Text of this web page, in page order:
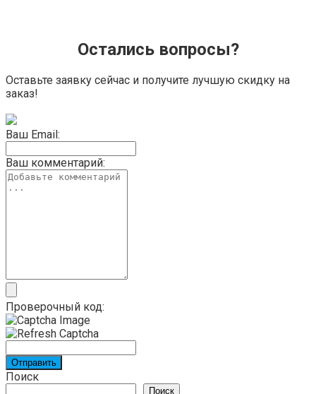
Остались вопросы?
Оставьте заявку сейчас и получите лучшую скидку на
заказ!
Ваш Email:
Ваш комментарий:
Проверочный код:
Отправить
Поиск
Поиск